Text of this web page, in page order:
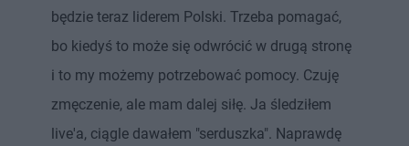
będzie teraz liderem Polski. Trzeba pomagać,
bo kiedyś to może się odwrócić w drugą stronę
i to my możemy potrzebować pomocy. Czuję
zmęczenie, ale mam dalej siłę. Ja śledziłem
live'a, ciągle dawałem "serduszka". Naprawdę